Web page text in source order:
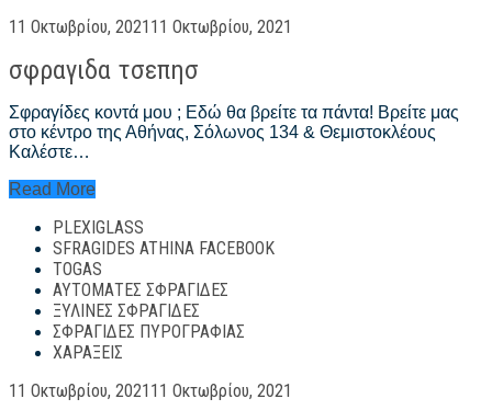
Posted
11 Οκτωβρίου, 2021 11 Οκτωβρίου, 2021
σφραγιδα τσεπησ
Σφραγίδες κοντά μου ; Εδώ θα βρείτε τα πάντα! Βρείτε μας
στο κέντρο της Αθήνας, Σόλωνος 134 & Θεμιστοκλέους
Καλέστε…
σφραγιδα
Read More
PLEXIGLASS
SFRAGIDES ATHINA FACEBOOK
TOGAS
ΑΥΤΌΜΑΤΕΣ ΣΦΡΑΓΊΔΕΣ
ΞΎΛΙΝΕΣ ΣΦΡΑΓΊΔΕΣ
ΣΦΡΑΓΊΔΕΣ ΠΥΡΟΓΡΑΦΊΑΣ
ΧΑΡΆΞΕΙΣ
Posted
11 Οκτωβρίου, 2021 11 Οκτωβρίου, 2021